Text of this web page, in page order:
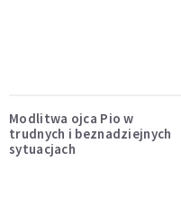
Modlitwa ojca Pio w
trudnych i beznadziejnych
sytuacjach